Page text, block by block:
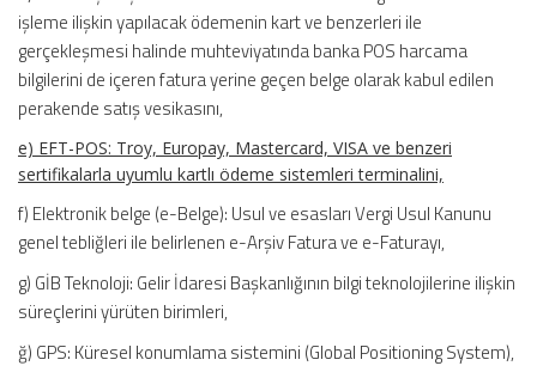
işleme ilişkin yapılacak ödemenin kart ve benzerleri ile
gerçekleşmesi halinde muhteviyatında banka POS harcama
bilgilerini de içeren fatura yerine geçen belge olarak kabul edilen
perakende satış vesikasını,
e) EFT-POS: Troy, Europay, Mastercard, VISA ve benzeri
sertifikalarla uyumlu kartlı ödeme sistemleri terminalini,
f) Elektronik belge (e-Belge): Usul ve esasları Vergi Usul Kanunu
genel tebliğleri ile belirlenen e-Arşiv Fatura ve e-Faturayı,
g) GİB Teknoloji: Gelir İdaresi Başkanlığının bilgi teknolojilerine ilişkin
süreçlerini yürüten birimleri,
ğ) GPS: Küresel konumlama sistemini (Global Positioning System),